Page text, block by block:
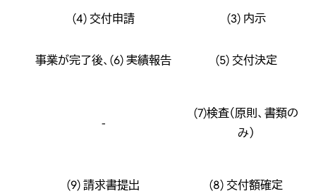
(4) 交付申請 (3) 内示
事業が完了後、(6) 実績報告 (5) 交付決定
-
(7)検査（原則、書類の
み）
(9) 請求書提出 (8) 交付額確定